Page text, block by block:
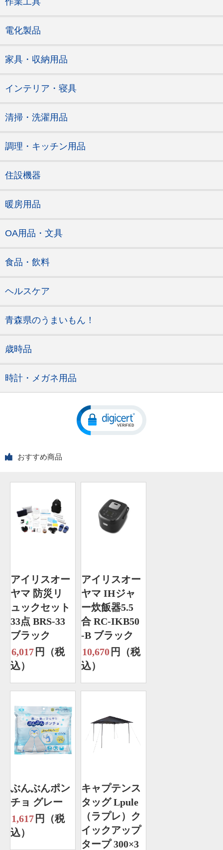
電化製品
家具・収納用品
インテリア・寝具
清掃・洗濯用品
調理・キッチン用品
住設機器
暖房用品
OA用品・文具
食品・飲料
ヘルスケア
青森県のうまいもん！
歳時品
時計・メガネ用品
おすすめ商品
アイリスオー
ヤマ 防災リ
ュックセット
33点 BRS-33
ブラック
6,017 円（税
込）
アイリスオー
ヤマ IHジャ
ー炊飯器5.5
合 RC-IKB50
-B ブラック
10,670 円（税
込）
ぶんぶんポン
チョ グレー
1,617 円（税
込）
キャプテンス
タッグ Lpule
（ラプレ）ク
イックアップ
タープ 300×3